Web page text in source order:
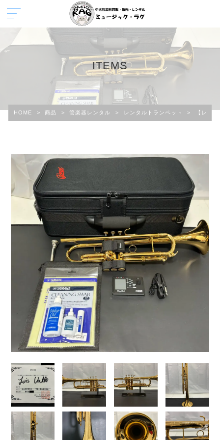
ITEMS
HOME > 商品 > 管楽器レンタル > レンタルトランペット > 【レン